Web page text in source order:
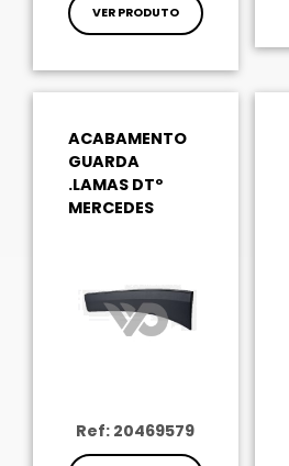
VER PRODUTO
ACABAMENTO
GUARDA
.LAMAS DTº
MERCEDES
Ref: 20469579